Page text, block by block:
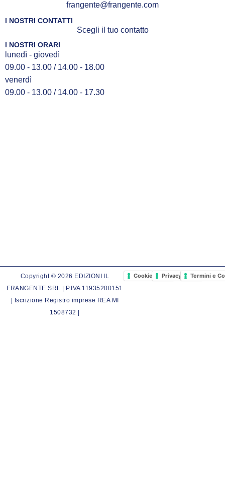
frangente@frangente.com
I NOSTRI CONTATTI
Scegli il tuo contatto
I NOSTRI ORARI
lunedì - giovedì
09.00 - 13.00 / 14.00 - 18.00
venerdì
09.00 - 13.00 / 14.00 - 17.30
Copyright © 2026 EDIZIONI IL
FRANGENTE SRL | P.IVA 11935200151
| Iscrizione Registro imprese REA MI
1508732 |
Cookie PolicyPrivacy PolicyTermini e